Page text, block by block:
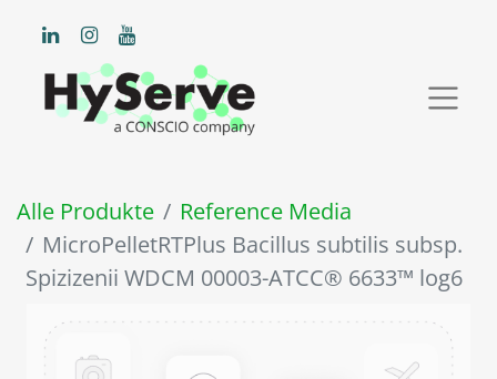
Alle Produkte
Reference Media
MicroPelletRTPlus Bacillus subtilis subsp.
Spizizenii WDCM 00003-ATCC® 6633™ log6